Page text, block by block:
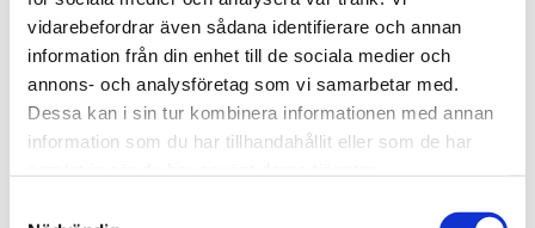
vidarebefordrar även sådana identifierare och annan
information från din enhet till de sociala medier och
annons- och analysföretag som vi samarbetar med.
Dessa kan i sin tur kombinera informationen med annan
information som du har tillhandahållit eller som de har
Lättmonterad
lasthållarfot för Thule Evo-
takräcken, för fordon med
integrerad reling.
1 795 kr
1 975 kr
720600
Lättmonterad
lasthållarfot för Thule
Edge-takräcken, för
fordon med integrerad
reling.
2 525kr
2 635kr